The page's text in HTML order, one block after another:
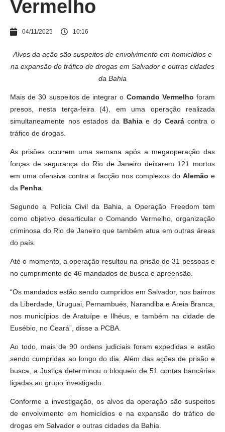
Vermelho
04/11/2025 10:16
Alvos da ação são suspeitos de envolvimento em homicídios e
na expansão do tráfico de drogas em Salvador e outras cidades
da Bahia
Mais de 30 suspeitos de integrar o Comando Vermelho foram
presos, nesta terça-feira (4), em uma operação realizada
simultaneamente nos estados da Bahiae do Cearácontra o
tráfico de drogas.
As prisões ocorrem uma semana após a megaoperação das
forças de segurança do Rio de Janeiro deixarem 121 mortos
em uma ofensiva contra a facção nos complexos do Alemãoe
da Penha.
Segundo a Polícia Civil da Bahia, a Operação Freedom tem
como objetivo desarticular o Comando Vermelho, organização
criminosa do Rio de Janeiro que também atua em outras áreas
do país.
Até o momento, a operação resultou na prisão de 31 pessoas e
no cumprimento de 46 mandados de busca e apreensão.
“Os mandados estão sendo cumpridos em Salvador, nos bairros
da Liberdade, Uruguai, Pernambués, Narandiba e Areia Branca,
nos municípios de Aratuípe e Ilhéus, e também na cidade de
Eusébio, no Ceará”, disse a PCBA.
Ao todo, mais de 90 ordens judiciais foram expedidas e estão
sendo cumpridas ao longo do dia. Além das ações de prisão e
busca, a Justiça determinou o bloqueio de 51 contas bancárias
ligadas ao grupo investigado.
Conforme a investigação, os alvos da operação são suspeitos
de envolvimento em homicídios e na expansão do tráfico de
drogas em Salvador e outras cidades da Bahia.